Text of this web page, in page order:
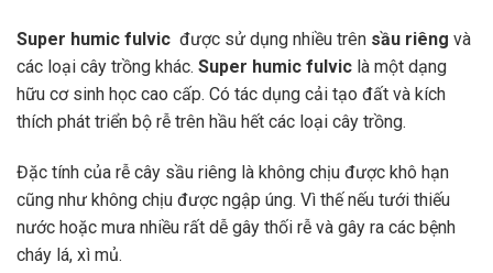
Super humic fulvic được sử dụng nhiều trên sầu riêng và
các loại cây trồng khác. Super humic fulvic là một dạng
hữu cơ sinh học cao cấp. Có tác dụng cải tạo đất và kích
thích phát triển bộ rễ trên hầu hết các loại cây trồng.
Đặc tính của rễ cây sầu riêng là không chịu được khô hạn
cũng như không chịu được ngập úng. Vì thế nếu tưới thiếu
nước hoặc mưa nhiều rất dễ gây thối rễ và gây ra các bệnh
cháy lá, xì mủ.